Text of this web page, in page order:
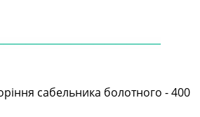
—————————————
сабельника болотного - 400